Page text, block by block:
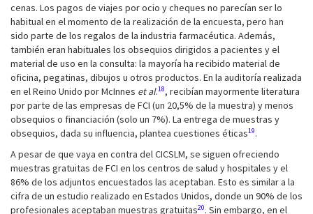
cenas. Los pagos de viajes por ocio y cheques no parecían ser lo
habitual en el momento de la realización de la encuesta, pero han
sido parte de los regalos de la industria farmacéutica. Además,
también eran habituales los obsequios dirigidos a pacientes y el
material de uso en la consulta: la mayoría ha recibido material de
oficina, pegatinas, dibujos u otros productos. En la auditoría realizada
en el Reino Unido por McInnes et al.18, recibían mayormente literatura
por parte de las empresas de FCI (un 20,5% de la muestra) y menos
obsequios o financiación (solo un 7%). La entrega de muestras y
obsequios, dada su influencia, plantea cuestiones éticas19.
A pesar de que vaya en contra del CICSLM, se siguen ofreciendo
muestras gratuitas de FCI en los centros de salud y hospitales y el
86% de los adjuntos encuestados las aceptaban. Esto es similar a la
cifra de un estudio realizado en Estados Unidos, donde un 90% de los
profesionales aceptaban muestras gratuitas20. Sin embargo, en el